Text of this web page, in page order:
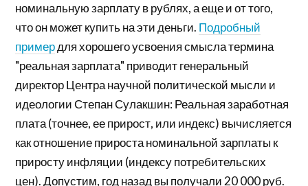
номинальную зарплату в рублях, а еще и от того,
что он может купить на эти деньги. Подробный
примердля хорошего усвоения смысла термина
"реальная зарплата" приводит генеральный
директор Центра научной политической мысли и
идеологии Степан Сулакшин: Реальная заработная
плата (точнее, ее прирост, или индекс) вычисляется
как отношение прироста номинальной зарплаты к
приросту инфляции (индексу потребительских
цен). Допустим, год назад вы получали 20 000 руб.